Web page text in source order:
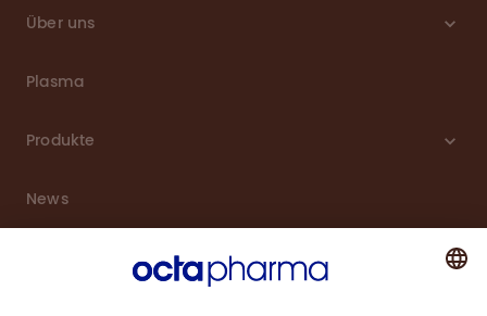
Über uns
Plasma
Produkte
News